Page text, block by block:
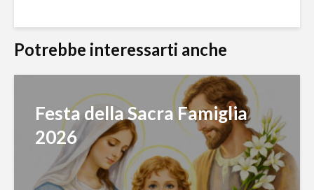
Potrebbe interessarti anche
Festa della Sacra Famiglia
2026